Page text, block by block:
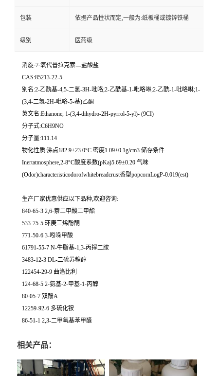
包装 依据产品性状而定,一般为:纸板桶或镀锌铁桶
级别 医药级
消旋-7-氧代普拉克索二盐酸盐
CAS:85213-22-5
别名:2-乙酰基-4,5-二氢-3H-吡咯;2-乙酰基-1-吡咯啉;2-乙酰-1-吡咯啉;1-
(3,4-二氢-2H-吡咯-5-基)乙酮
英文名:Ethanone, 1-(3,4-dihydro-2H-pyrrol-5-yl)- (9CI)
分子式:C6H9NO
分子量:111.14
物化性质:沸点182.9±23.0°C 密度1.09±0.1g/cm3 储存条件
Inertatmosphere,2-8°C酸度系数(pKa)5.69±0.20 气味
(Odor)characteristicodorofwhitebreadcrust香型popcornLogP-0.019(est)
生产厂家优惠供应以下品种,欢迎咨询:
840-65-3 2,6-萘二甲酸二甲酯
533-75-5 环庚三烯酚酮
771-50-6 3-吲哚甲酸
61791-55-7 N-牛脂基-1,3-丙撑二胺
3483-12-3 DL-二硫苏糖醇
122454-29-9 曲洛比利
124-68-5 2-氨基-2-甲基-1-丙醇
80-05-7 双酚A
12259-92-6 多硫化铵
86-51-1 2,3-二甲氧基苯甲醛
相关产品：